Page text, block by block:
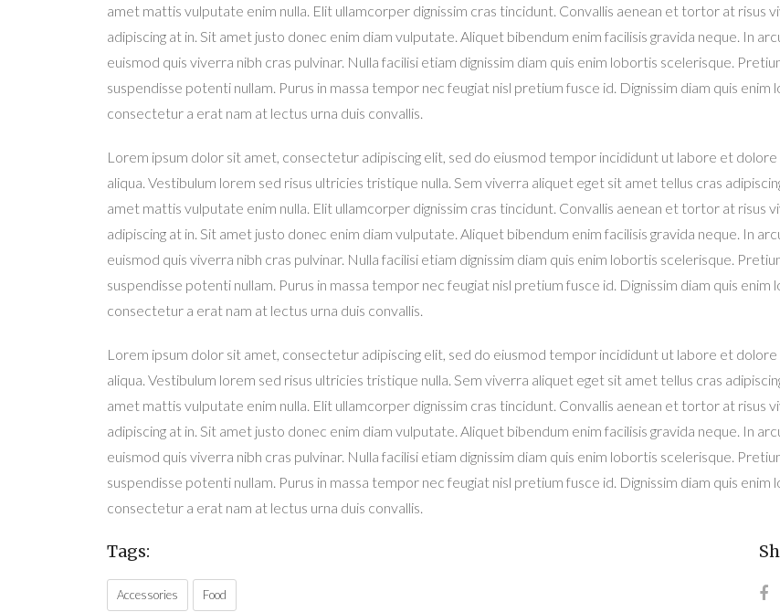
amet mattis vulputate enim nulla. Elit ullamcorper dignissim cras tincidunt. Convallis aenean et tortor at risus
adipiscing at in. Sit amet justo donec enim diam vulputate. Aliquet bibendum enim facilisis gravida neque. In
euismod quis viverra nibh cras pulvinar. Nulla facilisi etiam dignissim diam quis enim lobortis scelerisque.
suspendisse potenti nullam. Purus in massa tempor nec feugiat nisl pretium fusce id. Dignissim diam quis enim
consectetur a erat nam at lectus urna duis convallis.
Lorem ipsum dolor sit amet, consectetur adipiscing elit, sed do eiusmod tempor incididunt ut labore et dolore
aliqua. Vestibulum lorem sed risus ultricies tristique nulla. Sem viverra aliquet eget sit amet tellus cras
amet mattis vulputate enim nulla. Elit ullamcorper dignissim cras tincidunt. Convallis aenean et tortor at risus
adipiscing at in. Sit amet justo donec enim diam vulputate. Aliquet bibendum enim facilisis gravida neque. In
euismod quis viverra nibh cras pulvinar. Nulla facilisi etiam dignissim diam quis enim lobortis scelerisque.
suspendisse potenti nullam. Purus in massa tempor nec feugiat nisl pretium fusce id. Dignissim diam quis enim
consectetur a erat nam at lectus urna duis convallis.
Lorem ipsum dolor sit amet, consectetur adipiscing elit, sed do eiusmod tempor incididunt ut labore et dolore
aliqua. Vestibulum lorem sed risus ultricies tristique nulla. Sem viverra aliquet eget sit amet tellus cras
amet mattis vulputate enim nulla. Elit ullamcorper dignissim cras tincidunt. Convallis aenean et tortor at risus
adipiscing at in. Sit amet justo donec enim diam vulputate. Aliquet bibendum enim facilisis gravida neque. In
euismod quis viverra nibh cras pulvinar. Nulla facilisi etiam dignissim diam quis enim lobortis scelerisque.
suspendisse potenti nullam. Purus in massa tempor nec feugiat nisl pretium fusce id. Dignissim diam quis enim
consectetur a erat nam at lectus urna duis convallis.
Tags:
Accessories Food